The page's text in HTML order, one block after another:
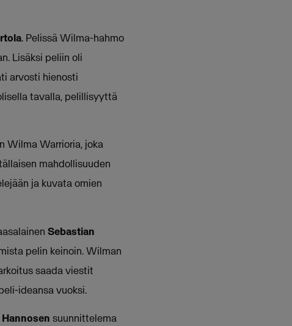
. Pelissä Wilma-hahmo
Lisäksi peliin oli
arvosti hienosti
tavalla, pelillisyyttä
Wilma Warrioria, joka
mahdollisuuden
ja kuvata omien
Sebastian
pelin keinoin. Wilman
saada viestit
ideansa vuoksi.
suunnittelema